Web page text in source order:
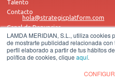
LAMDA MERIDIAN, S.L., utiliza cookies
de mostrarte publicidad relacionada
perfil elaborado a partir de tus hábitos
política de cookies, clique aquí.
Talento
Contacto
hola@strategicplatform.com
Canal de Denuncias